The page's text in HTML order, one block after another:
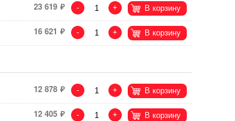
23 619 - + В корзину
16 621 - + В корзину
12 878 - + В корзину
12 405 - + В корзину